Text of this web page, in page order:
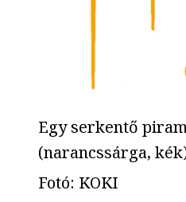
Egy serkentő
(narancssárga,
Fotó: KOKI